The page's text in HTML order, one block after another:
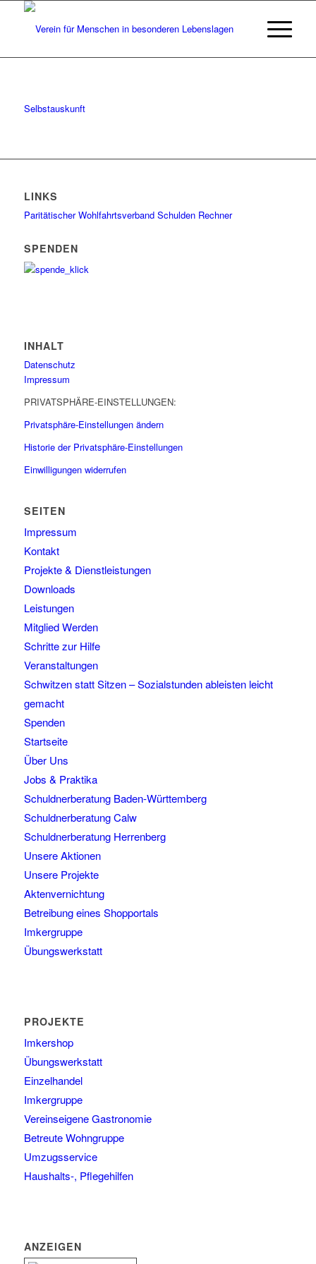
Selbstauskunft
LINKS
Paritätischer Wohlfahrtsverband Schulden Rechner
SPENDEN
INHALT
Datenschutz
Impressum
PRIVATSPHÄRE-EINSTELLUNGEN:
Privatsphäre-Einstellungen ändern
Historie der Privatsphäre-Einstellungen
Einwilligungen widerrufen
SEITEN
Impressum
Kontakt
Projekte & Dienstleistungen
Downloads
Leistungen
Mitglied Werden
Schritte zur Hilfe
Veranstaltungen
Schwitzen statt Sitzen – Sozialstunden ableisten leicht
gemacht
Spenden
Startseite
Über Uns
Jobs & Praktika
Schuldnerberatung Baden-Württemberg
Schuldnerberatung Calw
Schuldnerberatung Herrenberg
Unsere Aktionen
Unsere Projekte
Aktenvernichtung
Betreibung eines Shopportals
Imkergruppe
Übungswerkstatt
PROJEKTE
Imkershop
Übungswerkstatt
Einzelhandel
Imkergruppe
Vereinseigene Gastronomie
Betreute Wohngruppe
Umzugsservice
Haushalts-, Pflegehilfen
ANZEIGEN